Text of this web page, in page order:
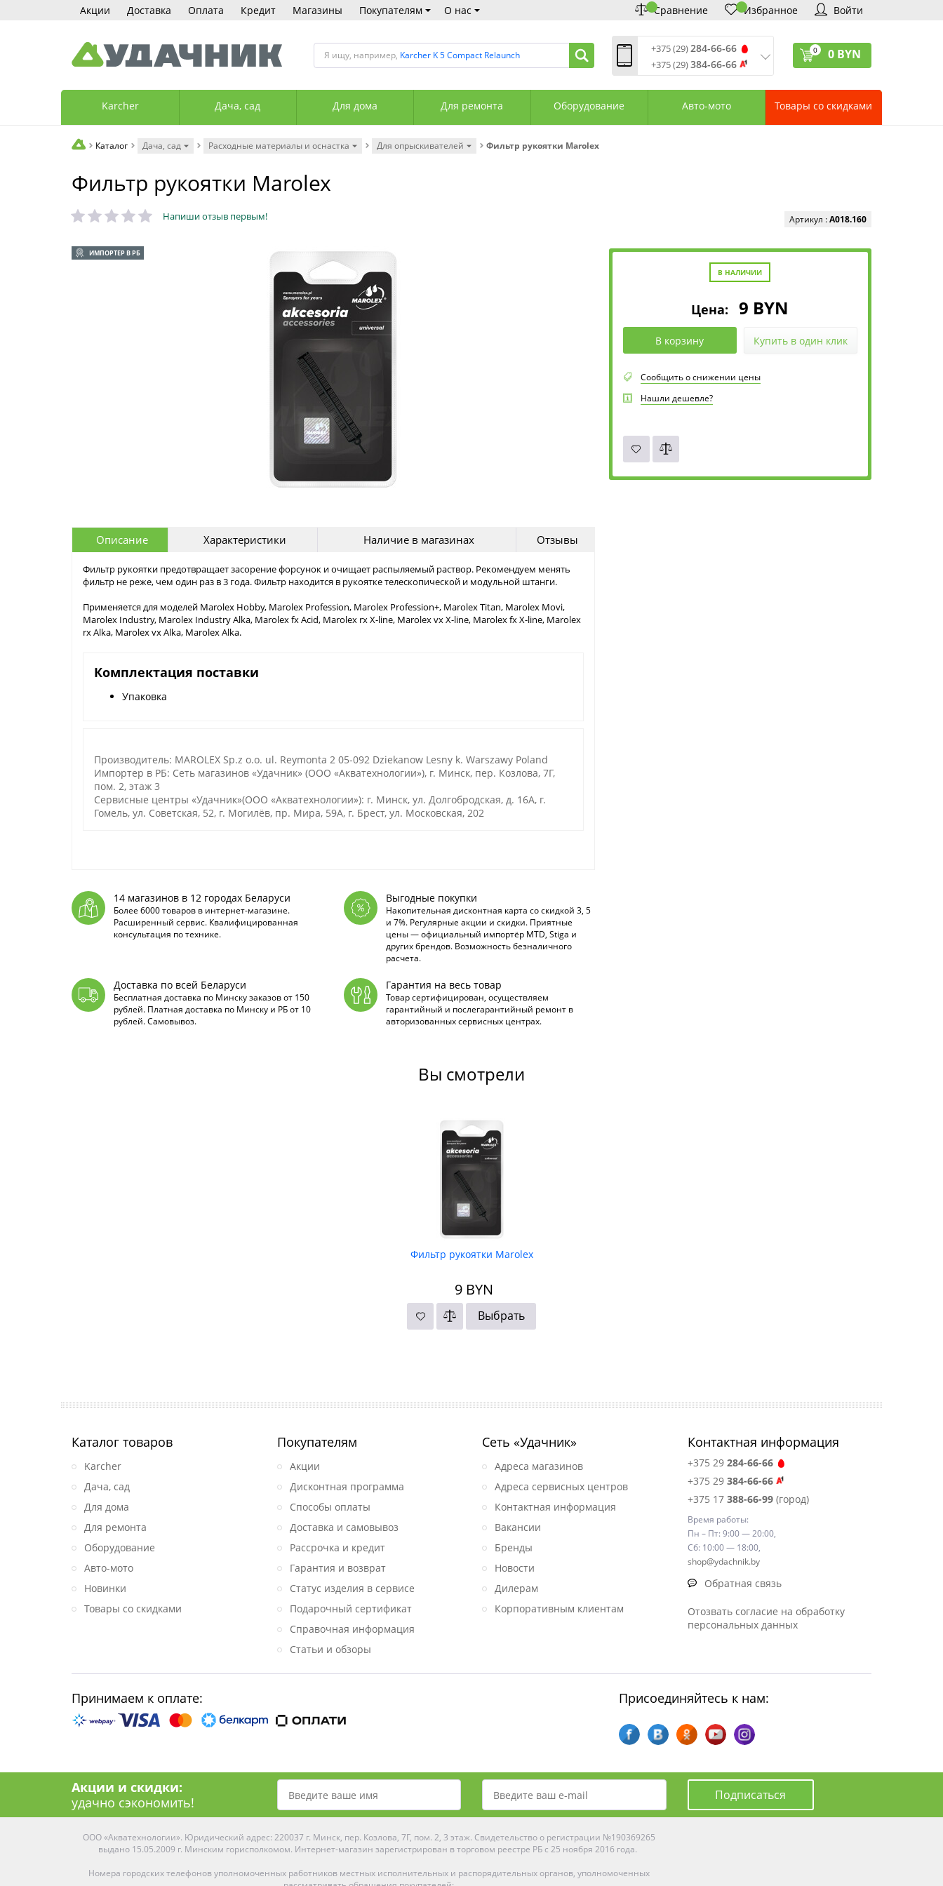
Акции Доставка Оплата Кредит Магазины Покупателям О нас Сравнение Избранное Войти
Я ищу, например, Karcher K 5 Compact Relaunch +375 (29)284-66-66
+375 (29)384-66-66
Сб: 10:00—18:00
0 0 BYN
Karcher Дача, сад Для дома Для ремонта Оборудование Авто-мото Товары со скидками
Каталог Дача, сад Расходные материалы и оснастка Для опрыскивателей Фильтр рукоятки Marolex
Фильтр рукоятки Marolex
Напиши отзыв первым!
ИМПОРТЕР В РБ
Артикул :A018.160
В НАЛИЧИИ
Цена: 9 BYN
В корзину Купить в один клик
Сообщить о снижении цены
Нашли дешевле?
Описание Характеристики Наличие в магазинах Отзывы
Фильтр рукоятки предотвращает засорение форсунок и очищает распыляемый раствор. Рекомендуем менять
фильтр не реже, чем один раз в 3 года. Фильтр находится в рукоятке телескопической и модульной штанги.
Применяется для моделей Marolex Hobby, Marolex Profession­, Marolex Profession+, Marolex Titan, Marolex Movi,
Marolex Industry, Marolex Industry Alka, Marolex fx Acid, Marolex rx X-line, Marolex vx X-line, Marolex fx X-line, Marolex
rx Alka, Marolex vx Alka, Marolex Alka.
Комплектация поставки
Упаковка
Производитель: MAROLEX Sp.z o.o. ul. Reymonta 2 05-092 Dziekanow Lesny k. Warszawy Poland
Импортер в РБ: Сеть магазинов «Удачник» (ООО «Акватехнологии»), г. Минск, пер. Козлова, 7Г,
пом. 2, этаж 3
Сервисные центры «Удачник»(ООО «Акватехнологии»): г. Минск, ул. Долгобродская, д. 16А, г.
Гомель, ул. Советская, 52, г. Могилёв, пр. Мира, 59А, г. Брест, ул. Московская, 202
14 магазинов в 12 городах Беларуси
Более 6000 товаров в интернет-магазине.
Расширенный сервис. Квалифицированная
консультация по технике.
Выгодные покупки
Накопительная дисконтная карта со скидкой 3, 5
и 7%. Регулярные акции и скидки. Приятные
цены — официальный импортёр MTD, Stiga и
других брендов. Возможность безналичного
расчета.
Доставка по всей Беларуси
Бесплатная доставка по Минску заказов от 150
рублей. Платная доставка по Минску и РБ от 10
рублей. Самовывоз.
Гарантия на весь товар
Товар сертифицирован, осуществляем
гарантийный и послегарантийный ремонт в
авторизованных сервисных центрах.
Вы смотрели
Фильтр рукоятки Marolex
9BYN
Выбрать
Каталог товаров
Karcher
Дача, сад
Для дома
Для ремонта
Оборудование
Авто-мото
Новинки
Товары со скидками
Покупателям
Акции
Дисконтная программа
Способы оплаты
Доставка и самовывоз
Рассрочка и кредит
Гарантия и возврат
Статус изделия в сервисе
Подарочный сертификат
Справочная информация
Статьи и обзоры
Сеть «Удачник»
Адреса магазинов
Адреса сервисных центров
Контактная информация
Вакансии
Бренды
Новости
Дилерам
Корпоративным клиентам
Контактная информация
+375 29 284-66-66
+375 29 384-66-66
+375 17 388-66-99(город)
Время работы:
Пн – Пт: 9:00 — 20:00,
Сб: 10:00 — 18:00,
shop@ydachnik.by
Обратная связь
Отозвать согласие на обработку
персональных данных
Принимаем к оплате: Присоединяйтесь к нам:
Акции и скидки:
удачно сэкономить!
Подписаться
ООО «Акватехнологии». Юридический адрес: 220037 г. Минск, пер. Козлова, 7Г, пом. 2, 3 этаж. Свидетельство о регистрации №190369265
выдано 15.05.2009 г. Минским горисполкомом. Интернет-магазин зарегистрирован в торговом реестре РБ с 25 ноября 2016 года.
Номера городских телефонов уполномоченных работников местных исполнительных и распорядительных органов, уполномоченных